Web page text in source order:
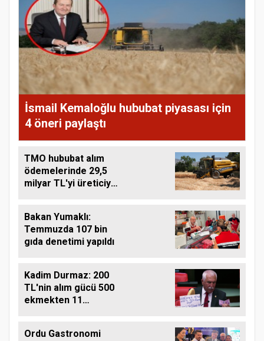
İsmail Kemaloğlu hububat piyasası için
4 öneri paylaştı
TMO hububat alım
ödemelerinde 29,5
milyar TL'yi üreticiye
Bakan Yumaklı:
Temmuzda 107 bin
gıda denetimi yapıldı
Kadim Durmaz: 200
TL'nin alım gücü 500
ekmekten 11
Ordu Gastronomi